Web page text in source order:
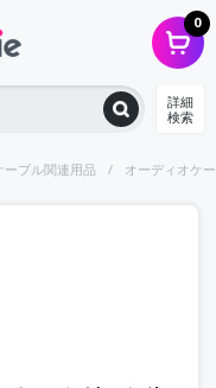
0
詳細
検索
ーブル関連用品 オーディオケ